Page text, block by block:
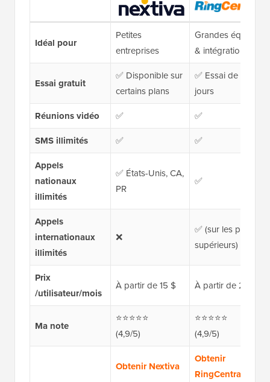
Idéal pour
Petites
entreprises
Grandes équipes
& intégrations
Essai gratuit
✅ Disponible sur
certains plans
✅ Essai de 14
jours
Réunions vidéo
✅
✅
SMS illimités
✅
✅
Appels
nationaux
illimités
✅ États-Unis, CA,
PR
✅
Appels
internationaux
illimités
❌
✅ (sur les plans
supérieurs)
Prix
/utilisateur/mois
À partir de 15 $ À partir de 20 $
Ma note
⭐⭐⭐⭐⭐
(4,9/5)
⭐⭐⭐⭐⭐
(4,9/5)
Obtenir Nextiva
Obtenir
RingCentral